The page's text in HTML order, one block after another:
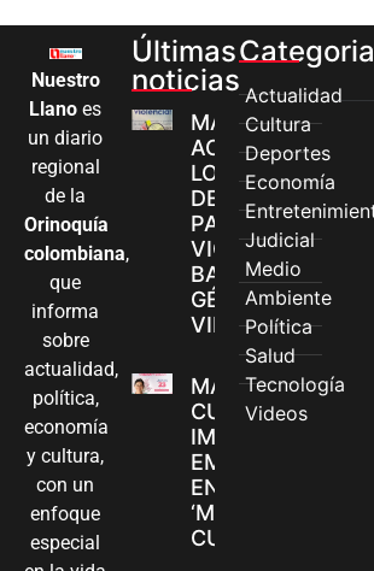
Nuestro
Llano es
un diario
regional
de la
Orinoquía
colombiana,
que
informa
sobre
actualidad,
política,
economía
y cultura,
con un
enfoque
especial
Últimas
noticias
MÁS MUJERES
ACCEDEN A
LOS CANALES
DE ATENCIÓN
PARA
VIOLENCIAS
BASADAS EN
GÉNERO EN
VILLAVICENCIO
MADRES
CUIDADORAS
IMPULSAN SUS
EN LA FERIA
‘MANOS QUE
CUIDAN Y CREAN’
Actualidad
Cultura
Deportes
Economía
Judicial
Medio
Ambiente
Política
Salud
Tecnología
Videos